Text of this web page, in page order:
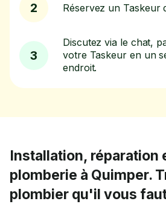
2 Réservez un Taskeur
3
Discutez via le chat,
votre Taskeur en un
endroit.
Installation, réparation
plomberie à Quimper.
plombier qu'il vous